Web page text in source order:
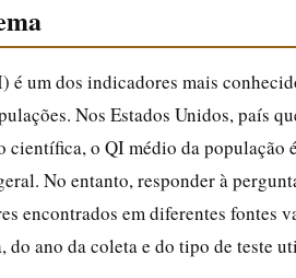
um dos indicadores mais
Nos Estados Unidos, país
o QI médio da população
No entanto, responder à
encontrados em diferentes
ano da coleta e do tipo de teste